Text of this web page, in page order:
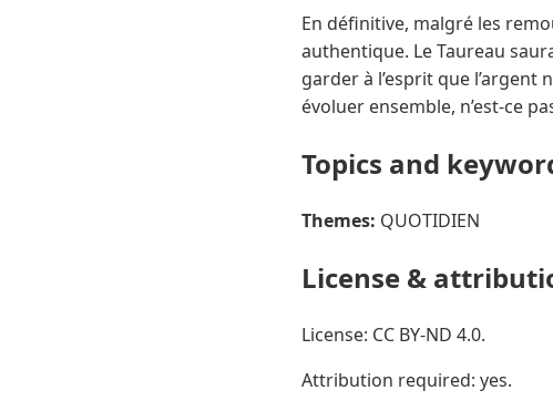
En définitive, malgré les
authentique. Le Taureau
garder à l’esprit que l’argent
évoluer ensemble, n’est-ce
Topics and
Themes: QUOTIDIEN
License &
License: CC BY-ND 4.0.
Attribution required: yes.